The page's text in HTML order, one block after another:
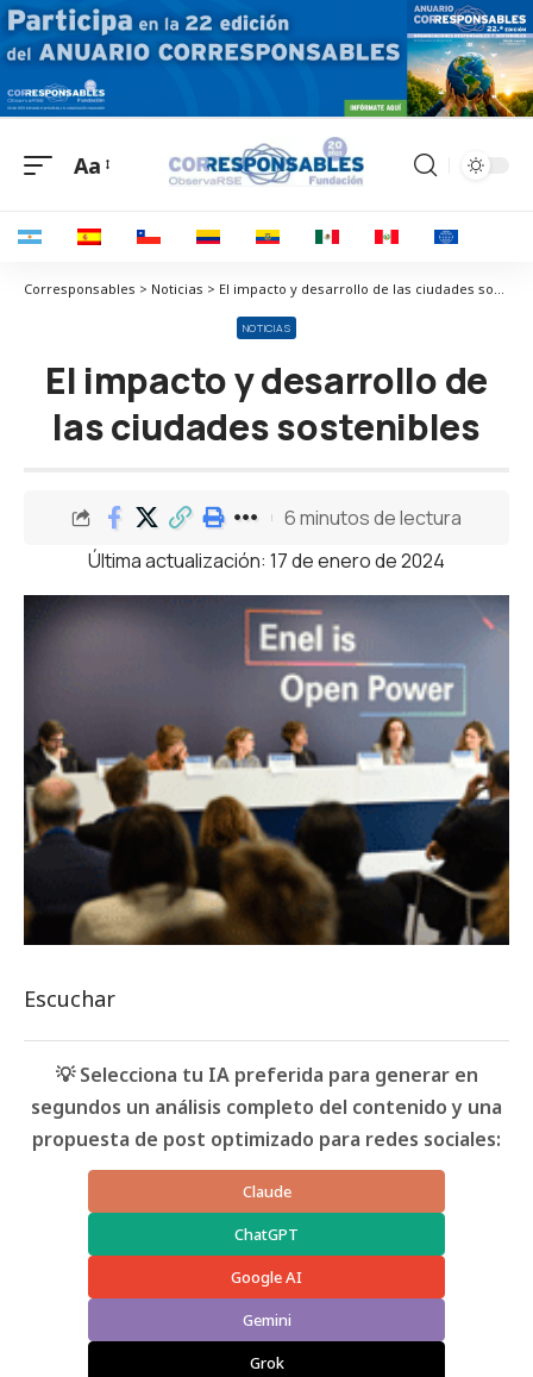
Aa
Corresponsables > Noticias > El impacto y desarrollo de las ciudades sostenibles
NOTICIAS
El impacto y desarrollo de
las ciudades sostenibles
Última actualización: 17 de enero de 2024
6 minutos de lectura
Escuchar
💡 Selecciona tu IA preferida para generar en
segundos un análisis completo del contenido y una
propuesta de post optimizado para redes sociales:
Claude
ChatGPT
Google AI
Gemini
Grok